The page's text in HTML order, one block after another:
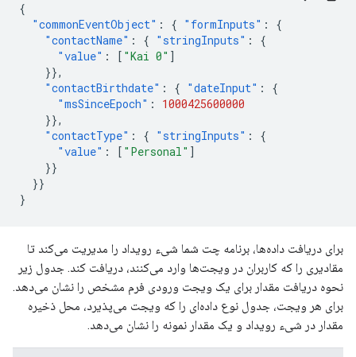
{
"commonEventObject" : { "formInputs" :
{
"contactName" : { "stringInputs" :
{
"value" : [ "Kai 0" ]
}},
"contactBirthdate" : { "dateInput" :
{
"msSinceEpoch" :
1000425600000
}},
"contactType" : { "stringInputs" :
{
"value" : [ "Personal" ]
}}
}}
}
برای دریافت داده‌ها، برنامه چت شما شیء رویداد را مدیریت می‌کند تا
مقادیری را که کاربران در ویجت‌ها وارد می‌کنند، دریافت کند. جدول زیر
نحوه دریافت مقدار برای یک ویجت ورودی فرم مشخص را نشان می‌دهد.
برای هر ویجت، جدول نوع داده‌ای را که ویجت می‌پذیرد، محل ذخیره
مقدار در شیء رویداد و یک مقدار نمونه را نشان می‌دهد.